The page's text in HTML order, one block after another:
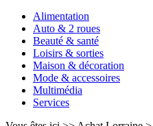
Alimentation
Auto & 2 roues
Beauté & santé
Loisirs & sorties
Maison & décoration
Mode & accessoires
Multimédia
Services